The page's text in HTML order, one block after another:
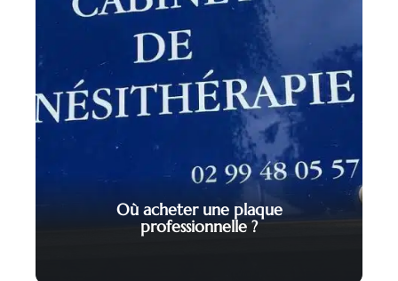
Où acheter une plaque
professionnelle ?